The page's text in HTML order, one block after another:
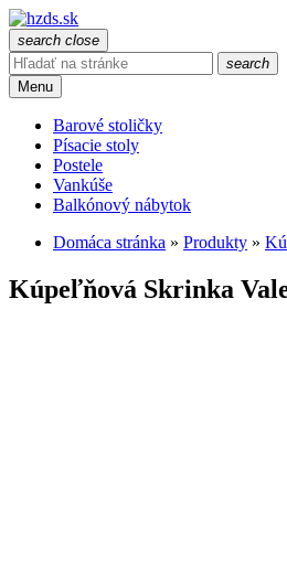
search close
search
Menu
Barové stoličky
Písacie stoly
Postele
Vankúše
Balkónový nábytok
Domáca stránka » Produkty »
Kúpeľňová Skrinka